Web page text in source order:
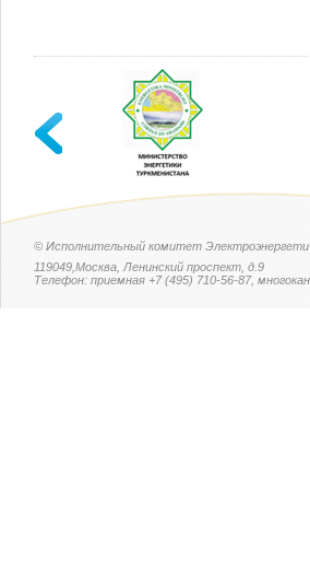
© Исполнительный комитет
119049,Москва, Ленинский проспект, д.9
Телефон: приемная +7 (495) 710-56-87,